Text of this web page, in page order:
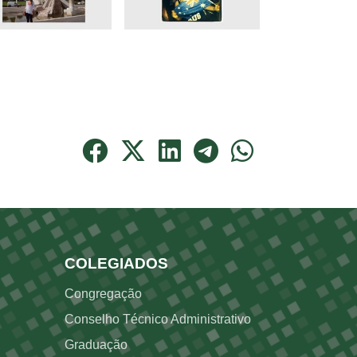
Rodapé 3
COLEGIADOS
Congregação
Conselho Técnico Administrativo
Graduação